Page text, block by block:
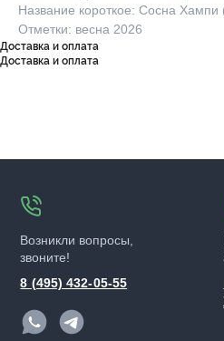
Название короткое: Сосна Хампи
Отметки: весна 2026
Доставка и оплата
Доставка и оплата
Возникли вопросы,
звоните!
8 (495) 432-05-55